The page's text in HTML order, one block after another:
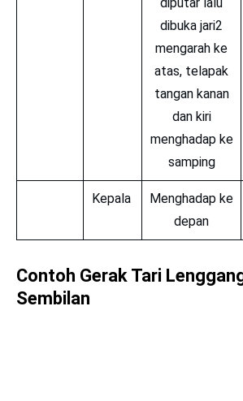
dibuka jari2
mengarah ke
atas, telapak
tangan kanan
dan kiri
menghadap ke
samping
Kepala
Menghadap ke
depan
Contoh Gerak Tari
Sembilan